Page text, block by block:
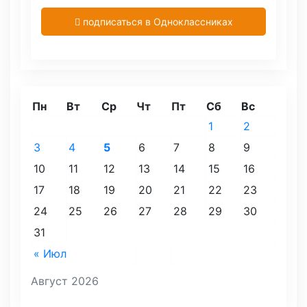
подписаться в Одноклассниках
Август 2026
Пн Вт Ср Чт Пт Сб Вс
« Июл
1
2
3
4 5 6 7 8
9
10
11 12 13 14 15
16
17
18 19 20 21 22
23
24
25 26 27 28 29
30
31